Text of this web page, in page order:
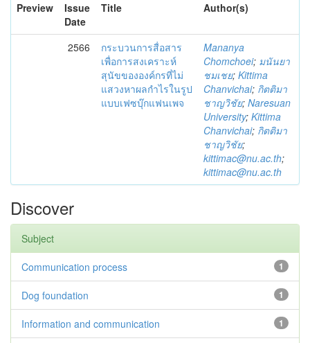
Preview
Issue
Date
Title Author(s)
2566
กระบวนการสื่อสาร
เพื่อการสงเคราะห์
สุนัขขององค์กรที่ไม่
แสวงหาผลกำไรในรูป
แบบเฟซบุ๊กแฟนเพจ
Mananya
Chomchoei; มนันยา
ชมเชย; Kittima
Chanvichai; กิตติมา
ชาญวิชัย; Naresuan
University; Kittima
Chanvichai; กิตติมา
ชาญวิชัย;
kittimac@nu.ac.th;
kittimac@nu.ac.th
Discover
Subject
1
Communication process
1
Dog foundation
1
Information and communication